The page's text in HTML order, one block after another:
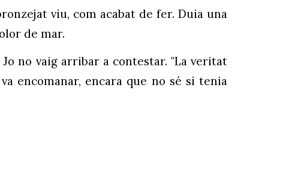
viu, com acabat de fer. Duia una
de mar.
no vaig arribar a contestar. "La veritat
encomanar, encara que no sé si tenia